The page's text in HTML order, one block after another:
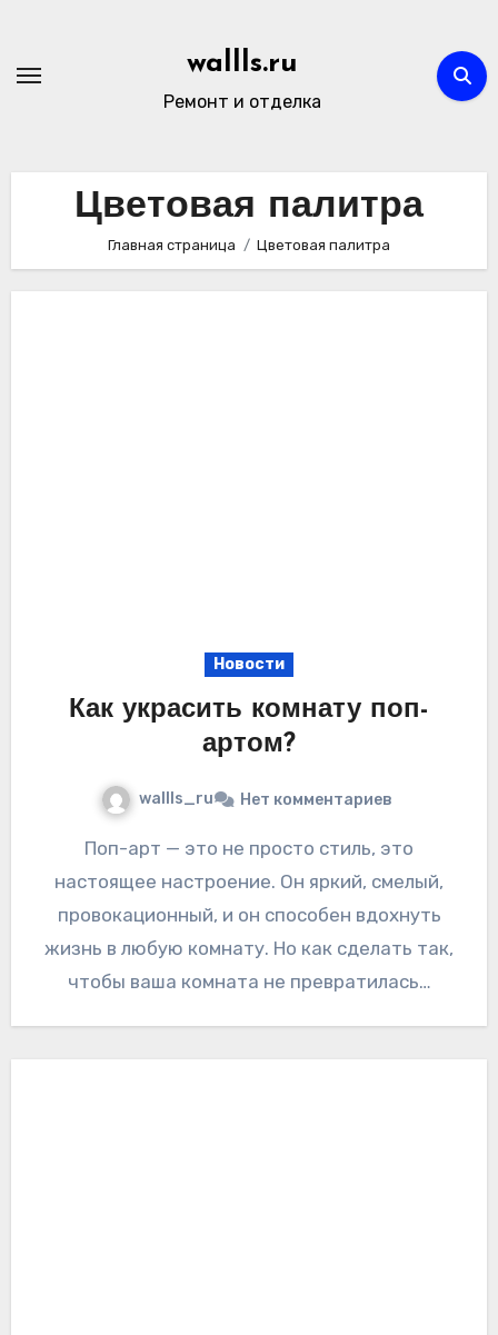
содержимому
wallls.ru
Ремонт и отделка
Цветовая палитра
Главная страница Цветовая палитра
Новости
Как украсить комнату поп-
артом?
wallls_ru Нет комментариев
Поп-арт — это не просто стиль, это
настоящее настроение. Он яркий, смелый,
провокационный, и он способен вдохнуть
жизнь в любую комнату. Но как сделать так,
чтобы ваша комната не превратилась…